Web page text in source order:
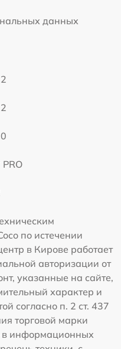
данных
по истечении
в Кирове работает
авторизации от
указанные на сайте,
характер и
согласно п. 2 ст. 437
торговой марки
в информационных